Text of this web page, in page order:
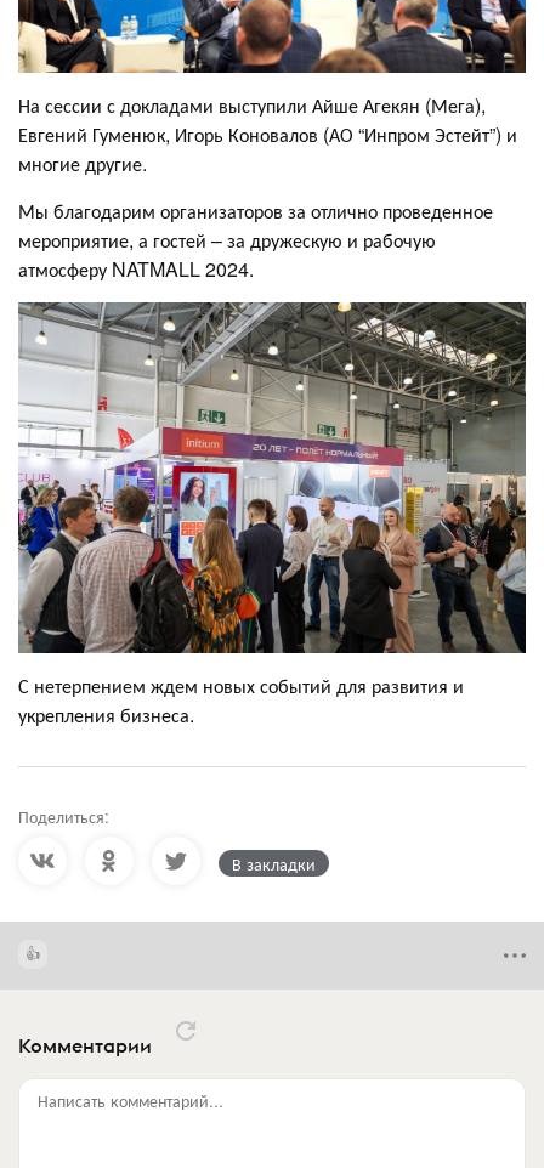
На сессии с докладами выступили Айше Агекян (Мега),
Евгений Гуменюк, Игорь Коновалов (АО “Инпром Эстейт”) и
многие другие.
Мы благодарим организаторов за отлично проведенное
мероприятие, а гостей – за дружескую и рабочую
атмосферу NATMALL 2024.
С нетерпением ждем новых событий для развития и
укрепления бизнеса.
Поделиться:
В закладки
Комментарии
Написать комментарий...